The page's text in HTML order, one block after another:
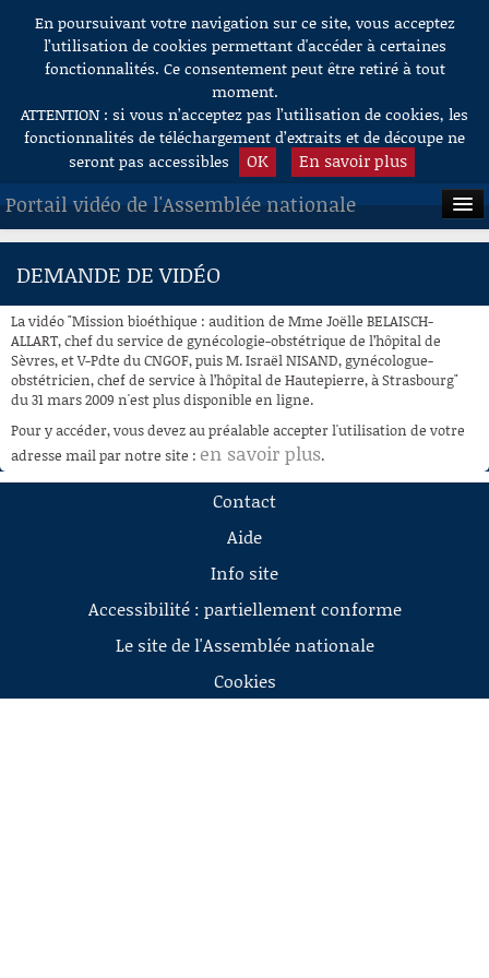
Aller au contenu
En poursuivant votre navigation sur ce site, vous acceptez
l’utilisation de cookies permettant d'accéder à certaines
fonctionnalités. Ce consentement peut être retiré à tout
moment.
ATTENTION : si vous n’acceptez pas l’utilisation de cookies, les
fonctionnalités de téléchargement d’extraits et de découpe ne
seront pas accessibles
OK En savoir plus
Portail vidéo de l'Assemblée nationale
ACCUEIL
À LA DEMANDE
RECHERCHE
AIDE À LA DÉCOUPE
DE VIDÉOS
DEMANDE DE VIDÉO
La vidéo "Mission bioéthique : audition de Mme Joëlle BELAISCH-
ALLART, chef du service de gynécologie-obstétrique de l’hôpital de
Sèvres, et V-Pdte du CNGOF, puis M. Israël NISAND, gynécologue-
obstétricien, chef de service à l’hôpital de Hautepierre, à Strasbourg"
du 31 mars 2009 n'est plus disponible en ligne.
Pour y accéder, vous devez au préalable accepter l'utilisation de votre
adresse mail par notre site : en savoir plus.
Contact
Aide
Info site
Accessibilité : partiellement conforme
Le site de l'Assemblée nationale
Cookies